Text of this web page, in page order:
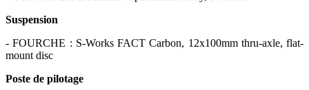
Suspension
- FOURCHE : S-Works FACT Carbon, 12x100mm thru-axle, flat-
mount disc
Poste de pilotage